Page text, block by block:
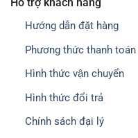
Hướng dẫn đặt hàng
Phương thức thanh toán
Hình thức vận chuyển
Hình thức đổi trả
Chính sách đại lý